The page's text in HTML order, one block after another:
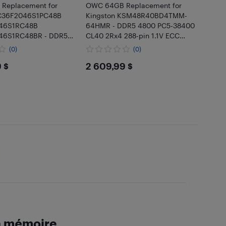
Replacement for
- DDR5
CL40 2Rx4 288-
Module Upgrade
(0)
$
OWC 64GB Replacement for
Kingston KSM48R40BD4TMM-
64HMR - DDR5 4800 PC5-38400
CL40 2Rx4 288-pin 1.1V ECC
Registered RDIMM Memory RAM
(0)
$2609.99
2 609,99 $